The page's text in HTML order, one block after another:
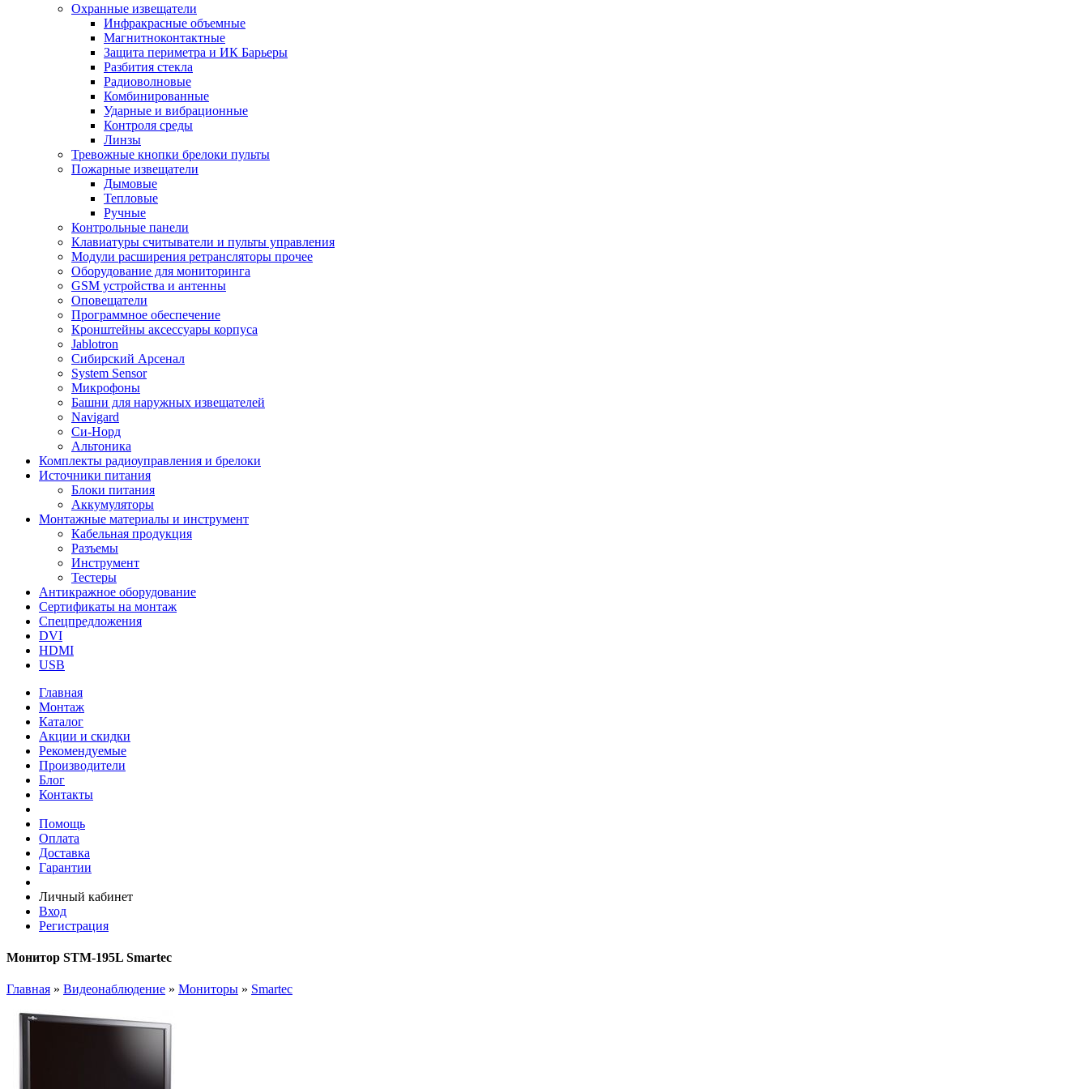
Охранные извещатели
Инфракрасные объемные
Магнитноконтактные
Защита периметра и ИК Барьеры
Разбития стекла
Радиоволновые
Комбинированные
Ударные и вибрационные
Контроля среды
Линзы
Тревожные кнопки брелоки пульты
Пожарные извещатели
Дымовые
Тепловые
Ручные
Контрольные панели
Клавиатуры считыватели и пульты управления
Модули расширения ретрансляторы прочее
Оборудование для мониторинга
GSM устройства и антенны
Оповещатели
Программное обеспечение
Кронштейны аксессуары корпуса
Jablotron
Сибирский Арсенал
System Sensor
Микрофоны
Башни для наружных извещателей
Navigard
Си-Норд
Альтоника
Комплекты радиоуправления и брелоки
Источники питания
Блоки питания
Аккумуляторы
Монтажные материалы и инструмент
Кабельная продукция
Разъемы
Инструмент
Тестеры
Антикражное оборудование
Сертификаты на монтаж
Спецпредложения
DVI
HDMI
USB
Главная
Монтаж
Каталог
Акции и скидки
Рекомендуемые
Производители
Блог
Контакты
Помощь
Оплата
Доставка
Гарантии
Личный кабинет
Вход
Регистрация
Монитор STM-195L Smartec
Главная » Видеонаблюдение » Мониторы » Smartec